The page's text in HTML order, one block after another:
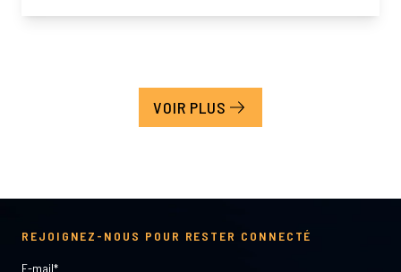
VOIR PLUS
REJOIGNEZ-NOUS POUR RESTER CONNECTÉ
E-mail*